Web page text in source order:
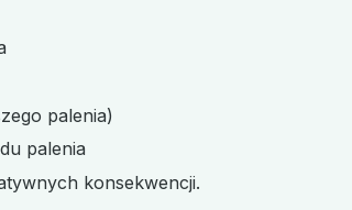
palenia)
palenia
konsekwencji.